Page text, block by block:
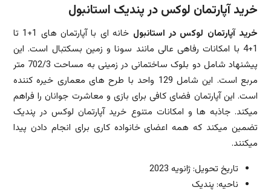
خرید آپارتمان لوکس در پندیک استانبول
خرید آپارتمان لوکس در استانبول
خانه ای با آپارتمان های 1+1 تا
1+4 با امکانات رفاهی عالی مانند سونا و زمین بسکتبال است. این
پیشنهاد شامل دو بلوک ساختمانی در زمینی به مساحت 702/3 متر
مربع است. این شامل 129 واحد با طرح های معماری خیره کننده
است. این آپارتمان فضای کافی برای بازی و معاشرت جوانان را فراهم
میکند. جاذبه ها و امکانات متنوع خرید آپارتمان لوکس در پندیک
تضمین میکند که همه اعضای خانواده کاری برای انجام دادن پیدا
میکنند.
تاریخ تحویل: ژانویه 2023
ناحیه: پندیک